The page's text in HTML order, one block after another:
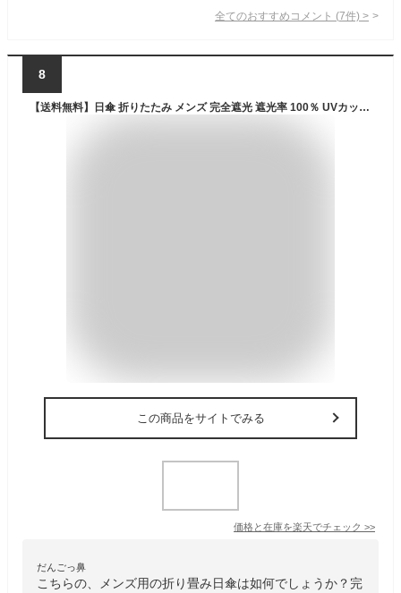
全てのおすすめコメント (7件) >
8
【送料無料】日傘 折りたたみ メンズ 完全遮光 遮光率 100％ UVカット 遮蔽率 99.9% 遮熱率59% -10℃ 父親 プレゼント ギフト 誕生日 日傘男子 お祝 男性用日傘 2段式 10本骨 晴雨兼用 レジャー 手開 丈夫 グラスファイバー
この商品をサイトでみる
価格と在庫を楽天でチェック >>
だんごっ鼻
こちらの、メンズ用の折り畳み日傘は如何でしょうか？完